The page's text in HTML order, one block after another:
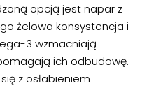
opcją jest napar z
żelowa konsystencja i
3 wzmacniają
ich odbudowę.
z osłabieniem